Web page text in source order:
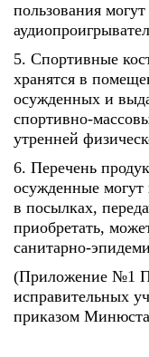
пользования
5. Спортивные
хранятся в
осужденных и
спортивно-
утренней
6. Перечень
осужденные могут
в посылках,
приобретать,
санитарно-
(Приложение №1
исправительных
приказом